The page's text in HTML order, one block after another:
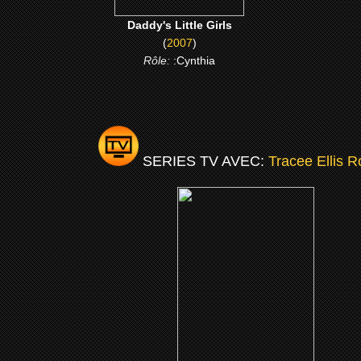
Daddy's Little Girls
(2007)
Rôle::Cynthia
SERIES TV AVEC:Tracee Ellis